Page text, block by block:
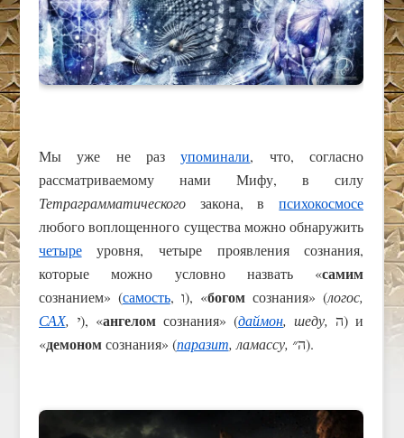
Мы уже не разупоминали, что, согласно
рассматриваемому нами Мифу, в силу
Тетраграмматическогозакона, впсихокосмосе
любого воплощенного существа можно обнаружить
четыреуровня, четыре проявления сознания,
которые можно условно назвать «самим
сознанием» (самость , ו), «богом сознания» (логос,
САХ
, י), «ангеломсознания» (даймон, шеду,ה) и
«демономсознания» (паразит, ламассу, ה״ ).